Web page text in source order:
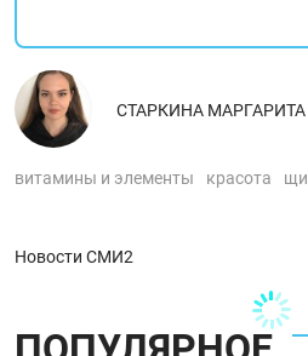
СТАРКИНА МАРГАРИТА
витамины и элементы красота
Новости СМИ2